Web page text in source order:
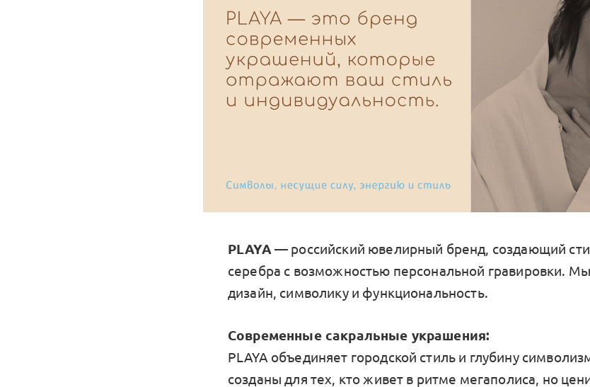
PLAYA — российский ювелирный бренд, создающий
серебра с возможностью персональной гравировки.
дизайн, символику и функциональность.
Современные сакральные украшения:
PLAYA объединяет городской стиль и глубину
созданы для тех, кто живет в ритме мегаполиса, но